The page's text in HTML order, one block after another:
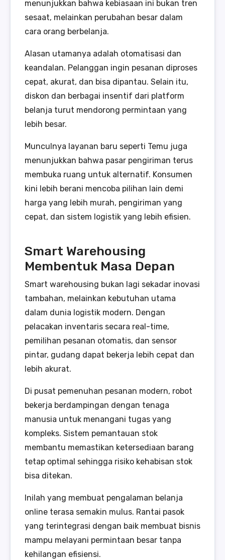
menunjukkan bahwa kebiasaan ini bukan tren
sesaat, melainkan perubahan besar dalam
cara orang berbelanja.
Alasan utamanya adalah otomatisasi dan
keandalan. Pelanggan ingin pesanan diproses
cepat, akurat, dan bisa dipantau. Selain itu,
diskon dan berbagai insentif dari platform
belanja turut mendorong permintaan yang
lebih besar.
Munculnya layanan baru seperti Temu juga
menunjukkan bahwa pasar pengiriman terus
membuka ruang untuk alternatif. Konsumen
kini lebih berani mencoba pilihan lain demi
harga yang lebih murah, pengiriman yang
cepat, dan sistem logistik yang lebih efisien.
Smart Warehousing
Membentuk Masa Depan
Smart warehousing bukan lagi sekadar inovasi
tambahan, melainkan kebutuhan utama
dalam dunia logistik modern. Dengan
pelacakan inventaris secara real-time,
pemilihan pesanan otomatis, dan sensor
pintar, gudang dapat bekerja lebih cepat dan
lebih akurat.
Di pusat pemenuhan pesanan modern, robot
bekerja berdampingan dengan tenaga
manusia untuk menangani tugas yang
kompleks. Sistem pemantauan stok
membantu memastikan ketersediaan barang
tetap optimal sehingga risiko kehabisan stok
bisa ditekan.
Inilah yang membuat pengalaman belanja
online terasa semakin mulus. Rantai pasok
yang terintegrasi dengan baik membuat bisnis
mampu melayani permintaan besar tanpa
kehilangan efisiensi.